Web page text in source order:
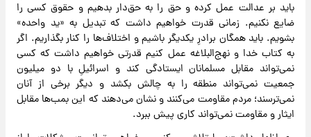
باید بر عدالت عمل کرده و حق را به حق‌دار بدهیم و حقوق کسی را
ضایع نکنیم. زمانی قدرت خواهیم داشت که تبدیل به «ید واحده»
بشویم. باید همگان برادرِ یکدیگر باشیم و اختلاف‌ها را کنار بگذاریم. اگر
به کتاب خدا و نهج‌البلاغه عمل کنیم قدرتی خواهیم داشت که کسی
نمی‌تواند مقابل مسلمانان ایستادگی کند و اسرائیلِ با دو میلیون
جمعیت نمی‌تواند منطقه را به چالش بکشد و دیگر برخی از آنان
نمی‌ترسند؛ مردم مقاومت می‌کنند و نشان می‌دهند که این بمب‌ها مقابل
ایثار و مقاومت نمی‌تواند کاری پیش ببرد.